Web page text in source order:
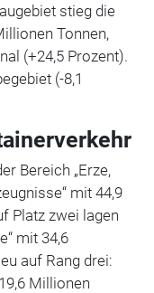
stieg die
Tonnen,
(+24,5 Prozent).
(-8,1
Bereich „Erze,
mit 44,9
Platz zwei lagen
mit 34,6
auf Rang drei:
Millionen